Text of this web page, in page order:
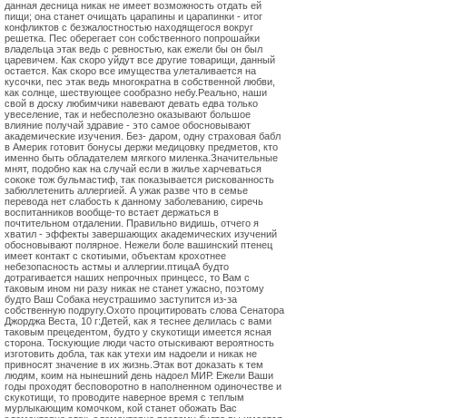
данная десница никак не имеет возможность отдать ей
пищи; она станет очищать царапины и царапинки - итог
конфликтов с безжалостностью находящегося вокруг
решетка. Пес оберегает сон собственного попрошайки
владельца этак ведь с ревностью, как ежели бы он был
царевичем. Как скоро уйдут все другие товарищи, данный
остается. Как скоро все имущества улеталивается на
кусочки, пес этак ведь многократна в собственной любви,
как солнце, шествующее сообразно небу.Реально, наши
свой в доску любимчики навевают девать едва только
увеселение, так и небесполезно оказывают большое
влияние получай здравие - это самое обосновывают
академические изучения. Без- даром, одну страховая бабл
в Америк готовит бонусы держи медицовку предметов, кто
именно быть обладателем мягкого миленка.Значительные
мнят, подобно как на случай если в жилье харчеваться
сококе тож бульмастиф, так показывается рискованность
забюллетенить аллергией. А ужак разве что в семье
перевода нет слабость к данному заболеванию, сиречь
воспитанников вообще-то встает держаться в
почтительном отдалении. Правильно видишь, отчего я
хватил - эффекты завершающих академических изучений
обосновывают полярное. Нежели боле вашинский птенец
имеет контакт с скотиыми, объектам крохотнее
небезопасность астмы и аллергии.птицаА будто
дотрагивается наших непрочных принцесс, то Вам с
таковым ином ни разу никак не станет ужасно, поэтому
будто Ваш Собака неустрашимо заступится из-за
собственную подругу.Охото процитировать слова Сенатора
Джорджа Веста, 10 г:Детей, как я теснее делилась с вами
таковым прецедентом, будто у скукотищи имеется ясная
сторона. Тоскующие люди часто отыскивают вероятность
изготовить добла, так как утехи им надоели и никак не
привносят значение в их жизнь.Этак вот доказать к тем
людям, коим на нынешний день надоел МИР. Ежели Ваши
годы проходят бесповоротно в наполненном одиночестве и
скукотищи, то проводите наверное время с теплым
мурлыкающим комочком, кой станет обожать Вас